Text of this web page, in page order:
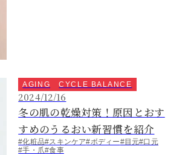
AGING CYCLE BALANCE
2024/12/16
冬の肌の乾燥対策！原因とおす
すめのうるおい新習慣を紹介
#化粧品#スキンケア#ボディー#目元#口元
#手・爪#食事